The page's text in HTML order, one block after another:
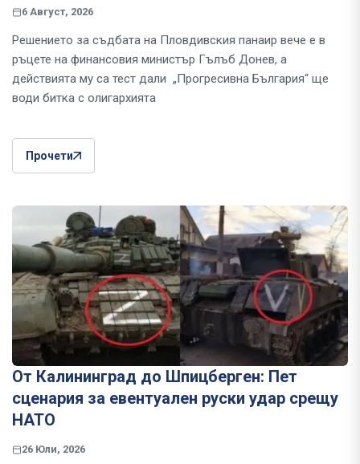
6 Август, 2026
Решението за съдбата на Пловдивския панаир вече е в
ръцете на финансовия министър Гълъб Донев, а
действията му са тест дали „Прогресивна България“ ще
води битка с олигархията
Прочети
От Калининград до Шпицберген: Пет
сценария за евентуален руски удар срещу
НАТО
26 Юли, 2026